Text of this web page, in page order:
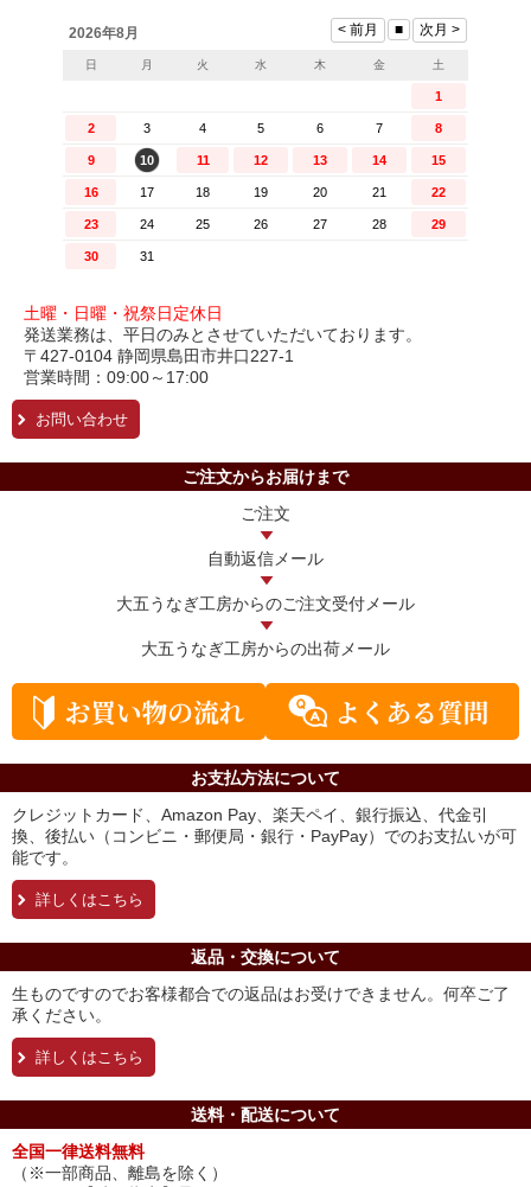
土曜・日曜・祝祭日定休日
発送業務は、平日のみとさせていただいております。
〒427-0104 静岡県島田市井口227-1
営業時間：09:00～17:00
お問い合わせ
ご注文からお届けまで
ご注文
自動返信メール
大五うなぎ工房からのご注文受付メール
大五うなぎ工房からの出荷メール
お支払方法について
クレジットカード、Amazon Pay、楽天ペイ、銀行振込、代金引
換、後払い（コンビニ・郵便局・銀行・PayPay）でのお支払いが可
能です。
詳しくはこちら
返品・交換について
生ものですのでお客様都合での返品はお受けできません。何卒ご了
承ください。
詳しくはこちら
送料・配送について
全国一律送料無料
（※一部商品、離島を除く）